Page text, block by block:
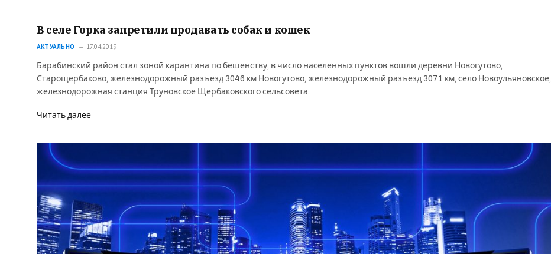
В селе Горка запретили продавать собак и кошек
АКТУАЛЬНО 17.04.2019
Барабинский район стал зоной карантина по бешенству, в число населенных пунктов вошли деревни Новогутово,
Старощербаково, железнодорожный разъезд 3046 км Новогутово, железнодорожный разъезд 3071 км, село Новоульяновское,
железнодорожная станция Труновское Щербаковского сельсовета.
Читать далее